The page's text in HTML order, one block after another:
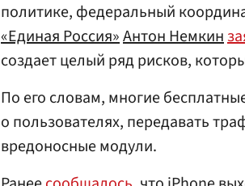
политике, федеральный
«Единая Россия»Антон Немкин
создает целый ряд рисков,
По его словам, многие
о пользователях, передавать
вредоносные модули.